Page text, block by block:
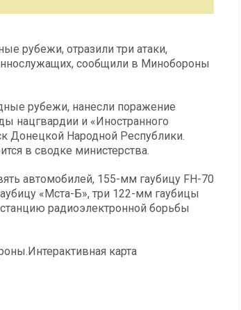
рубежи, отразили три атаки,
сообщили в Минобороны
рубежи, нанесли поражение
нацгвардии и «Иностранного
Донецкой Народной Республики.
в сводке министерства.
автомобилей, 155-мм гаубицу FH-70
«Мста-Б», три 122-мм гаубицы
радиоэлектронной борьбы
карта